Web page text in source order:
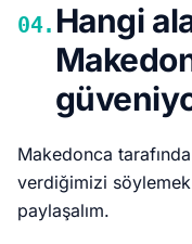
04. Hangi
Makedonca
verdiğimizi
paylaşalım.